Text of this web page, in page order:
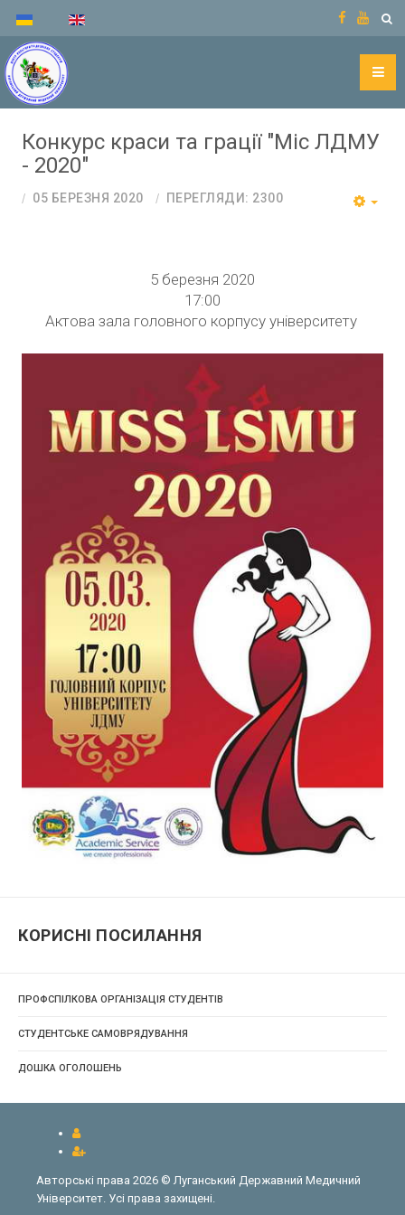
Конкурс краси та грації "Міс ЛДМУ
- 2020"
05 БЕРЕЗНЯ 2020 ПЕРЕГЛЯДИ: 2300
5 березня 2020
17:00
Актова зала головного корпусу університету
КОРИСНІ ПОСИЛАННЯ
ПРОФСПІЛКОВА ОРГАНІЗАЦІЯ СТУДЕНТІВ
СТУДЕНТСЬКЕ САМОВРЯДУВАННЯ
ДОШКА ОГОЛОШЕНЬ
Авторські права 2026 © Луганський Державний Медичний
Університет. Усі права захищені.